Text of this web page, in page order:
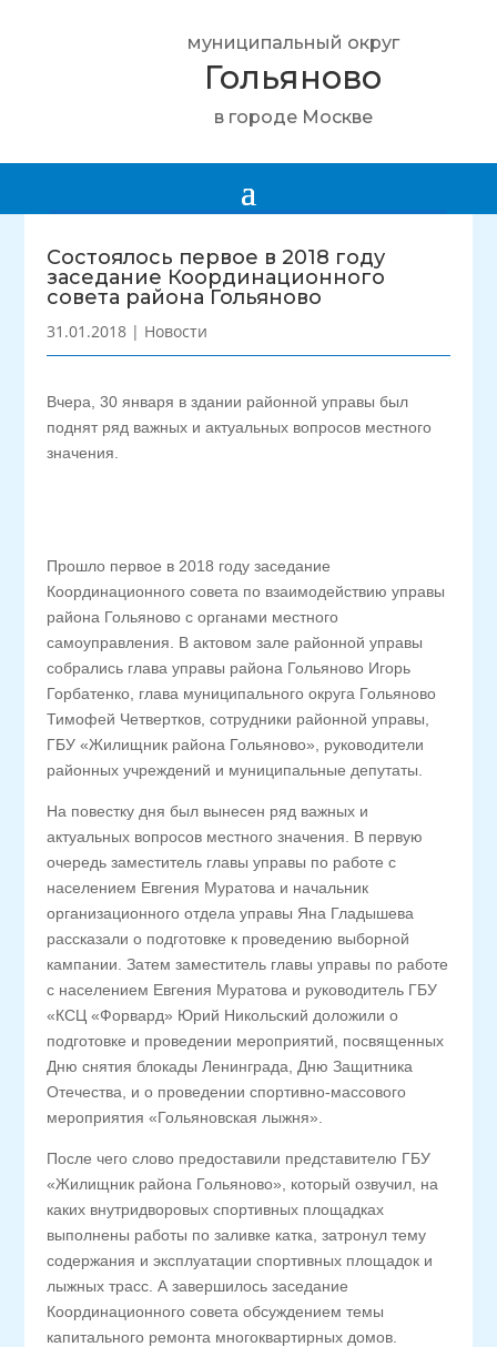
муниципальный округ
Гольяново
в городе Москве
Состоялось первое в 2018 году
заседание Координационного
совета района Гольяново
31.01.2018 | Новости
Вчера, 30 января в здании районной управы был
поднят ряд важных и актуальных вопросов местного
значения.
Прошло первое в 2018 году заседание
Координационного совета по взаимодействию управы
района Гольяново с органами местного
самоуправления. В актовом зале районной управы
собрались глава управы района Гольяново Игорь
Горбатенко, глава муниципального округа Гольяново
Тимофей Четвертков, сотрудники районной управы,
ГБУ «Жилищник района Гольяново», руководители
районных учреждений и муниципальные депутаты.
На повестку дня был вынесен ряд важных и
актуальных вопросов местного значения. В первую
очередь заместитель главы управы по работе с
населением Евгения Муратова и начальник
организационного отдела управы Яна Гладышева
рассказали о подготовке к проведению выборной
кампании. Затем заместитель главы управы по работе
с населением Евгения Муратова и руководитель ГБУ
«КСЦ «Форвард» Юрий Никольский доложили о
подготовке и проведении мероприятий, посвященных
Дню снятия блокады Ленинграда, Дню Защитника
Отечества, и о проведении спортивно-массового
мероприятия «Гольяновская лыжня».
После чего слово предоставили представителю ГБУ
«Жилищник района Гольяново», который озвучил, на
каких внутридворовых спортивных площадках
выполнены работы по заливке катка, затронул тему
содержания и эксплуатации спортивных площадок и
лыжных трасс. А завершилось заседание
Координационного совета обсуждением темы
капитального ремонта многоквартирных домов.